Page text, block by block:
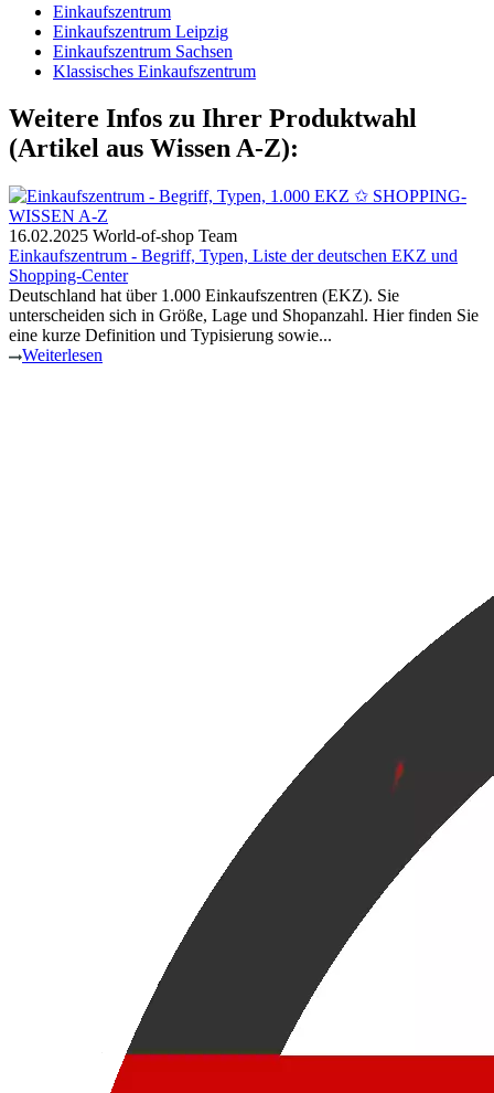
Einkaufszentrum
Einkaufszentrum Leipzig
Einkaufszentrum Sachsen
Klassisches Einkaufszentrum
Weitere Infos zu Ihrer Produktwahl
(Artikel aus Wissen A-Z):
16.02.2025 World-of-shop Team
Einkaufszentrum - Begriff, Typen, Liste der deutschen EKZ und
Shopping-Center
Deutschland hat über 1.000 Einkaufszentren (EKZ). Sie
unterscheiden sich in Größe, Lage und Shopanzahl. Hier finden Sie
eine kurze Definition und Typisierung sowie...
Weiterlesen